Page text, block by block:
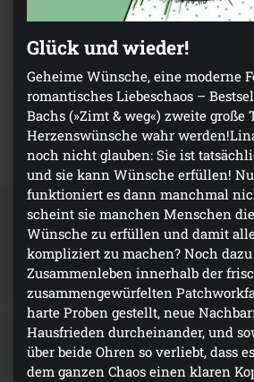
Glück und wieder!
Geheime Wünsche, eine moderne
romantisches Liebeschaos –
Bachs (»Zimt & weg«) zweite große
Herzenswünsche wahr
noch nicht glauben: Sie ist
und sie kann Wünsche erfüllen!
funktioniert es dann manchmal
scheint sie manchen Menschen
Wünsche zu erfüllen und damit
kompliziert zu machen? Noch
Zusammenleben innerhalb der
zusammengewürfelten
harte Proben gestellt, neue
Hausfrieden durcheinander, und
über beide Ohren so verliebt, dass
dem ganzen Chaos einen klaren